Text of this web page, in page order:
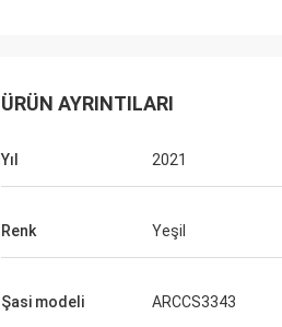
ÜRÜN AYRINTILARI
Yıl 2021
Renk Yeşil
Şasi modeli ARCCS3343